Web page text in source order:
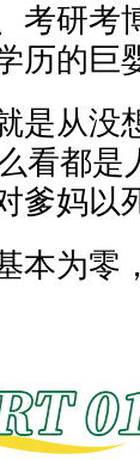
考研考
历的巨
是从没
看都是
爹妈
本为零